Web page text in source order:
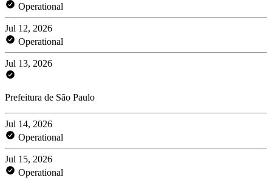
Operational
Jul 12, 2026
Operational
Jul 13, 2026
Prefeitura de São Paulo
Jul 14, 2026
Operational
Jul 15, 2026
Operational